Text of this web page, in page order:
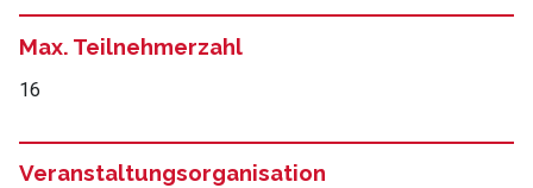
Max. Teilnehmerzahl
16
Veranstaltungsorganisation